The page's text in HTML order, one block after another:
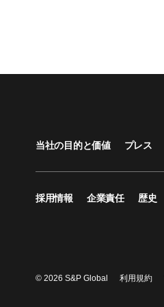
当社の目的と価値 プレス
採用情報 企業責任 歴史
© 2026 S&P Global 利用規約